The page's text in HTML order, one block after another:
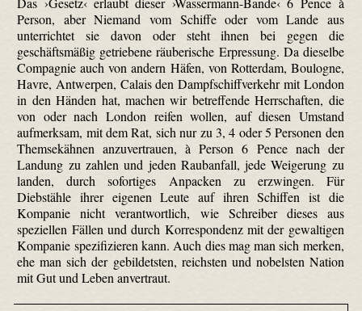
Person, aber Niemand vom Schiffe oder vom Lande aus
unterrichtet sie davon oder steht ihnen bei gegen die
geschäftsmäßig getriebene räuberische Erpressung. Da dieselbe
Compagnie auch von andern Häfen, von Rotterdam, Boulogne,
Havre, Antwerpen, Calais den Dampfschiff­verkehr mit London
in den Händen hat, machen wir betreffende Herrschaften, die
von oder nach London reifen wollen, auf diesen Umstand
aufmerksam, mit dem Rat, sich nur zu 3, 4 oder 5 Personen den
Themse­kähnen anzuvertrauen, à Person 6 Pence nach der
Landung zu zahlen und jeden Raubanfall, jede Weigerung zu
landen, durch sofortiges Anpacken zu erzwingen. Für
Diebstähle ihrer eigenen Leute auf ihren Schiffen ist die
Kompanie nicht verantwortlich, wie Schreiber dieses aus
speziellen Fällen und durch Korrespondenz mit der gewaltigen
Kompanie spezifizieren kann. Auch dies mag man sich merken,
ehe man sich der gebildetsten, reichsten und nobelsten Nation
mit Gut und Leben anvertraut.